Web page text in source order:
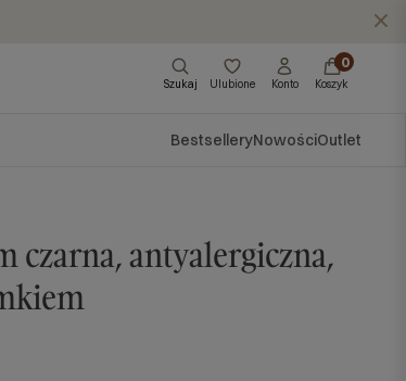
Zadzwoń do nas: 570
X
Szukaj Ulubione Konto
0
Koszyk
BestselleryNowościOutlet
czarna, antyalergiczna,